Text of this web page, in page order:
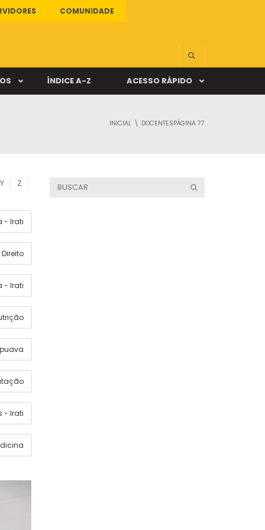
COMUNIDADE
ÍNDICE A-Z ACESSO RÁPIDO
INICIAL DOCENTESPÁGINA 77
Y Z
- Irati
Direito
- Irati
- Irati